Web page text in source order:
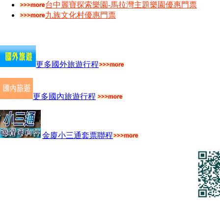
台中麗寶探索樂園-馬拉灣主題樂園優惠門票
九族文化村優惠門票
更多國外旅遊行程
更多國內旅遊行程
金廈小三通套票聯程